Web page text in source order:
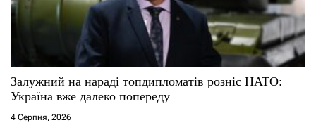
Залужний на нараді топдипломатів розніс НАТО:
Україна вже далеко попереду
4 Серпня, 2026